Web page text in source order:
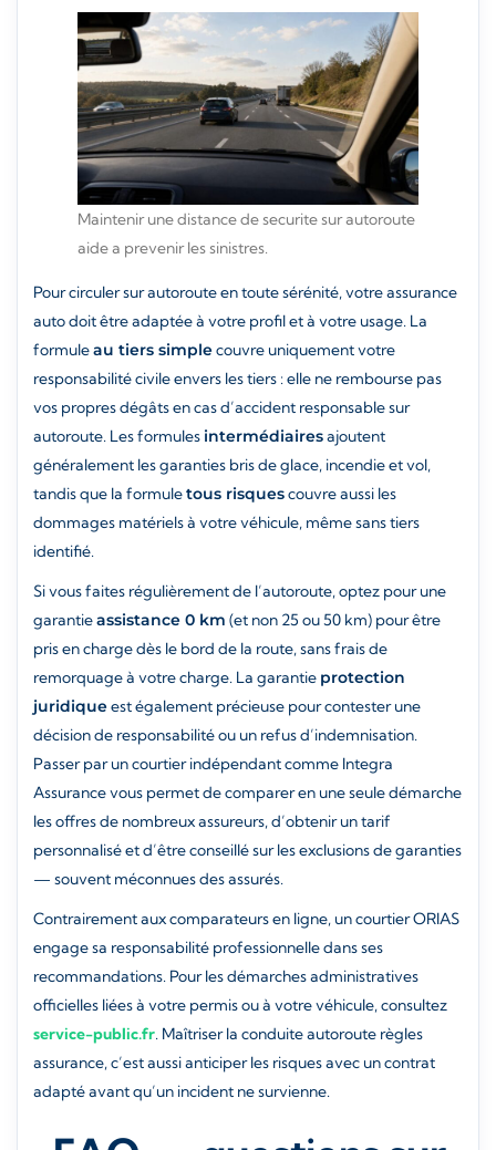
Maintenir une distance de securite sur autoroute
aide a prevenir les sinistres.
Pour circuler sur autoroute en toute sérénité, votre assurance
auto doit être adaptée à votre profil et à votre usage. La
formuleau tiers simplecouvre uniquement votre
responsabilité civile envers les tiers : elle ne rembourse pas
vos propres dégâts en cas d’accident responsable sur
autoroute. Les formules intermédiairesajoutent
généralement les garanties bris de glace, incendie et vol,
tandis que la formuletous risquescouvre aussi les
dommages matériels à votre véhicule, même sans tiers
identifié.
Si vous faites régulièrement de l’autoroute, optez pour une
garantieassistance 0 km (et non 25 ou 50 km) pour être
pris en charge dès le bord de la route, sans frais de
remorquage à votre charge. La garantie protection
juridiqueest également précieuse pour contester une
décision de responsabilité ou un refus d’indemnisation.
Passer par un courtier indépendant comme Integra
Assurance vous permet de comparer en une seule démarche
les offres de nombreux assureurs, d’obtenir un tarif
personnalisé et d’être conseillé sur les exclusions de garanties
— souvent méconnues des assurés.
Contrairement aux comparateurs en ligne, un courtier ORIAS
engage sa responsabilité professionnelle dans ses
recommandations. Pour les démarches administratives
officielles liées à votre permis ou à votre véhicule, consultez
service-public.fr. Maîtriser la conduite autoroute règles
assurance, c’est aussi anticiper les risques avec un contrat
adapté avant qu’un incident ne survienne.